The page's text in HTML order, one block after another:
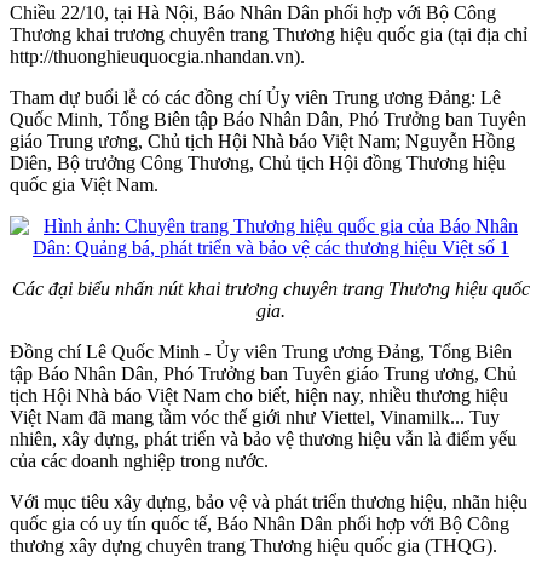
Chiều 22/10, tại Hà Nội, Báo Nhân Dân phối hợp với Bộ Công
Thương khai trương chuyên trang Thương hiệu quốc gia (tại địa chỉ
http://thuonghieuquocgia.nhandan.vn).
Tham dự buổi lễ có các đồng chí Ủy viên Trung ương Đảng: Lê
Quốc Minh, Tổng Biên tập Báo Nhân Dân, Phó Trưởng ban Tuyên
giáo Trung ương, Chủ tịch Hội Nhà báo Việt Nam; Nguyễn Hồng
Diên, Bộ trưởng Công Thương, Chủ tịch Hội đồng Thương hiệu
quốc gia Việt Nam.
Các đại biểu nhấn nút khai trương chuyên trang Thương hiệu quốc
gia.
Đồng chí Lê Quốc Minh - Ủy viên Trung ương Đảng, Tổng Biên
tập Báo Nhân Dân, Phó Trưởng ban Tuyên giáo Trung ương, Chủ
tịch Hội Nhà báo Việt Nam cho biết, hiện nay, nhiều thương hiệu
Việt Nam đã mang tầm vóc thế giới như Viettel, Vinamilk... Tuy
nhiên, xây dựng, phát triển và bảo vệ thương hiệu vẫn là điểm yếu
của các doanh nghiệp trong nước.
Với mục tiêu xây dựng, bảo vệ và phát triển thương hiệu, nhãn hiệu
quốc gia có uy tín quốc tế, Báo Nhân Dân phối hợp với Bộ Công
thương xây dựng chuyên trang Thương hiệu quốc gia (THQG).